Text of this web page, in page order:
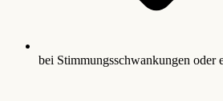
bei Stimmungsschwankungen oder